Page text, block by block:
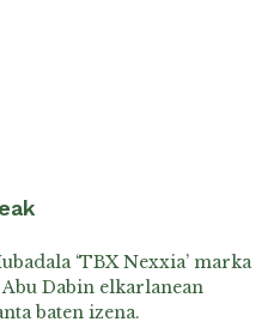
‘TBX Nexxia’ marka
Dabin elkarlanean
baten izena.